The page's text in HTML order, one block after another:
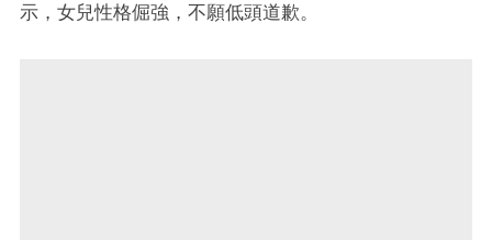
示，女兒性格倔強，不願低頭道歉。